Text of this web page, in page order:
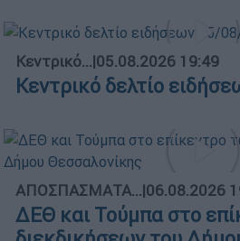
Κεντρικό...|05.08.2026 19:49
Κεντρικό δελτίο
ΑΠΟΣΠΑΣΜΑΤΑ...|06.08.2026
ΔΕΘ και Τούμπα στο